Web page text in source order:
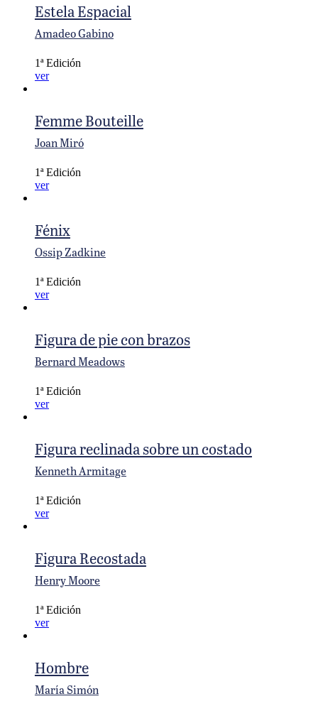
Estela Espacial
Amadeo Gabino
1ª Edición
ver
Femme Bouteille
Joan Miró
1ª Edición
ver
Fénix
Ossip Zadkine
1ª Edición
ver
Figura de pie con brazos
Bernard Meadows
1ª Edición
ver
Figura reclinada sobre un costado
Kenneth Armitage
1ª Edición
ver
Figura Recostada
Henry Moore
1ª Edición
ver
Hombre
María Simón